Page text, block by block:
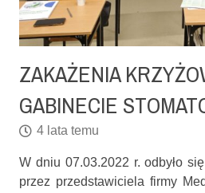
ZAKAŻENIA
GABINECIE
4 lata temu
W dniu 07.03.2022 r. odbyło
przez przedstawiciela firmy